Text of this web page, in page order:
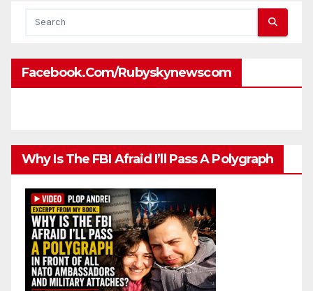
Facebook.com/rubyskynewscom
Why Is The FBI Afraid I’ll Pass A Polygraph